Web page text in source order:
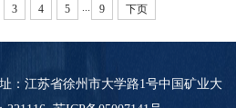
性教育和精神洗礼。此次观影活动选取
3 4 5 ... 9 下页
：江苏省徐州市大学路1号中国矿业大